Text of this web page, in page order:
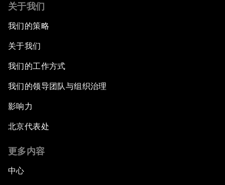
关于我们
我们的策略
关于我们
我们的工作方式
我们的领导团队与组织治理
影响力
北京代表处
更多内容
中心